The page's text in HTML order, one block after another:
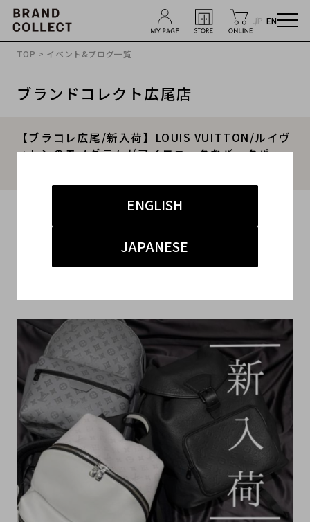
JP EN
ENGLISH
JAPANESE
TOP > イベント&ブログ一覧
ブランドコレクト広尾店
【ブラコレ広尾/新入荷】LOUIS VUITTON/ルイヴ
ィトンのモノグラムがアイコニックなバックパッ
#広尾 ハイブランド